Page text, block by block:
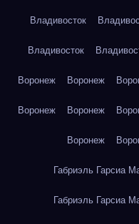
Владивосток
Владивосток
Воронеж Воронеж
Воронеж Воронеж
Воронеж
Габриэль Гарсиа
Габриэль Гарсиа